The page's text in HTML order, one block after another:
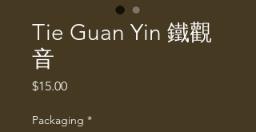
Tie Guan Yin 鐵觀
音
$15.00Price
Packaging *